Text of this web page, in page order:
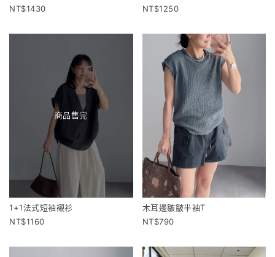
1430
1250
商品售完
1+1法式短袖襯衫
1160
木耳邊皺皺半袖T
790